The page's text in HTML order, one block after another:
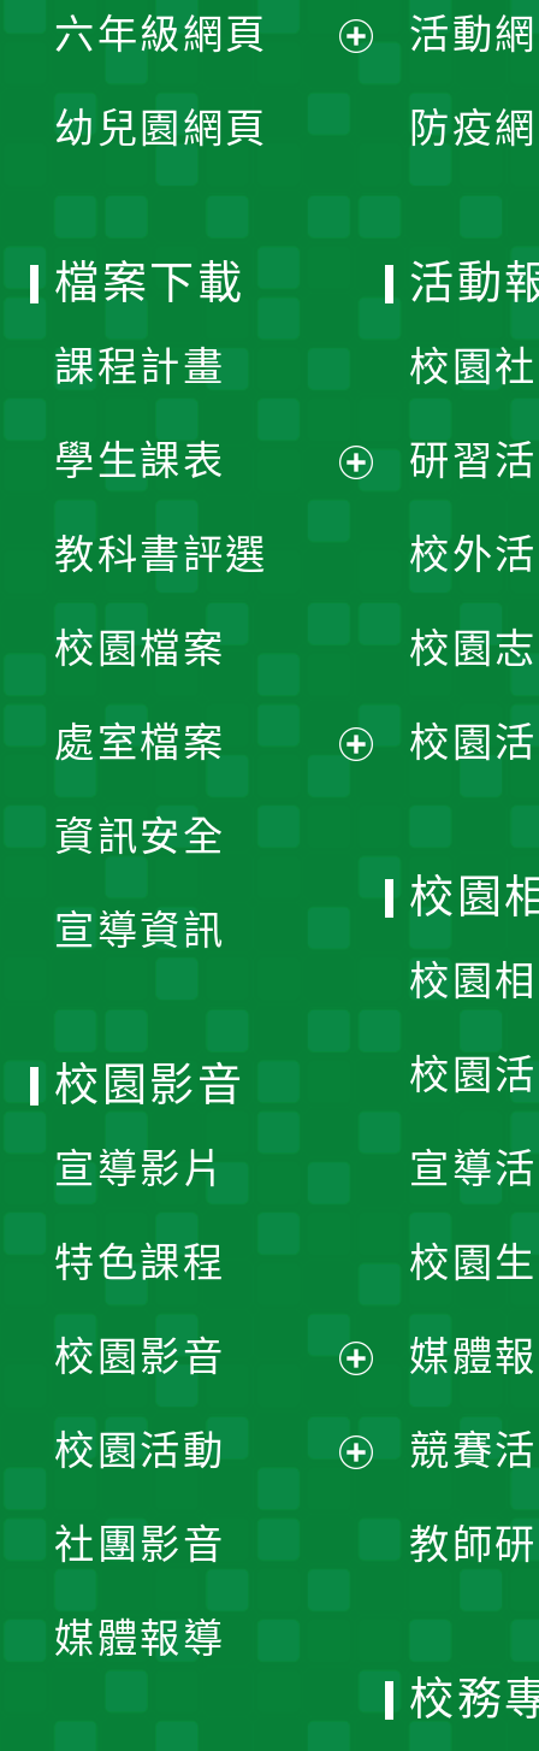
單
選
開
六年級網頁
幼兒園網頁
活動
防疫
檔案下載
課程計畫
學生課表
單
教科書評選
校園檔案
處室檔案
資訊安全
宣導資訊
活動
校園
研習
校外
校園
校園
校園
校園
校園
宣導
校園
媒體
競賽
教師
校園影音
宣導影片
特色課程
校園影音
開
校園活動
社團影音
媒體報導
校務